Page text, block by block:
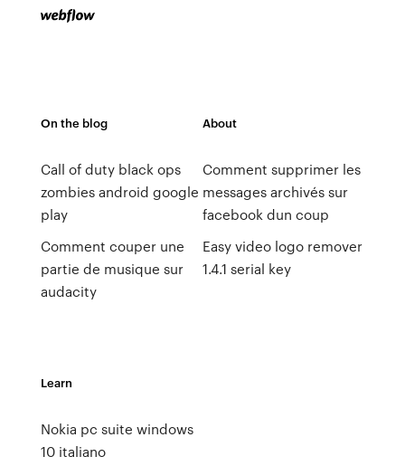
On the blog
Call of duty black ops
zombies android google
play
Comment couper une
partie de musique sur
audacity
About
Comment supprimer les
messages archivés sur
facebook dun coup
Easy video logo remover
1.4.1 serial key
Learn
Nokia pc suite windows
10 italiano